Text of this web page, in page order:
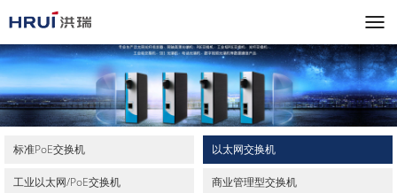
标准PoE交换机 以太网交换机
工业以太网/PoE交换机 商业管理型交换机